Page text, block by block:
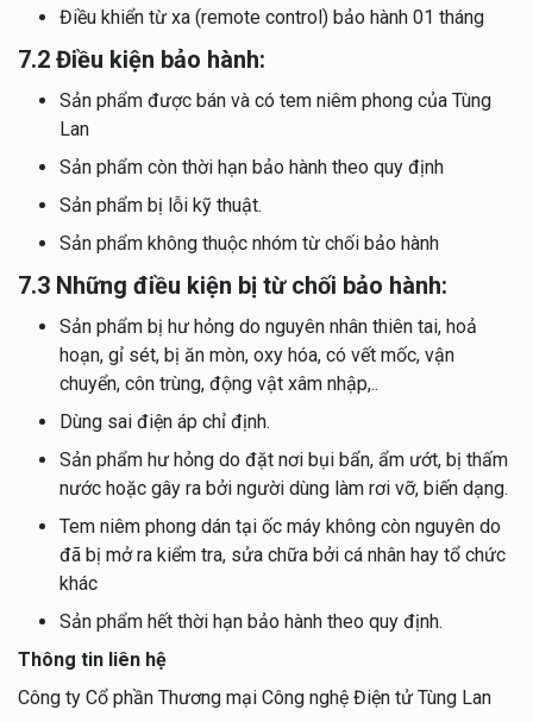
Điều khiển từ xa (remote control) bảo hành 01 tháng
7.2 Điều kiện bảo hành:
Sản phẩm được bán và có tem niêm phong của Tùng
Lan
Sản phẩm còn thời hạn bảo hành theo quy định
Sản phẩm bị lỗi kỹ thuật.
Sản phẩm không thuộc nhóm từ chối bảo hành
7.3 Những điều kiện bị từ chối bảo hành:
Sản phẩm bị hư hỏng do nguyên nhân thiên tai, hoả
hoạn, gỉ sét, bị ăn mòn, oxy hóa, có vết mốc, vận
chuyển, côn trùng, động vật xâm nhập,..
Dùng sai điện áp chỉ định.
Sản phẩm hư hỏng do đặt nơi bụi bẩn, ẩm ướt, bị thấm
nước hoặc gây ra bởi người dùng làm rơi vỡ, biến dạng.
Tem niêm phong dán tại ốc máy không còn nguyên do
đã bị mở ra kiểm tra, sửa chữa bởi cá nhân hay tổ chức
khác
Sản phẩm hết thời hạn bảo hành theo quy định.
Thông tin liên hệ
Công ty Cổ phần Thương mại Công nghệ Điện tử Tùng Lan